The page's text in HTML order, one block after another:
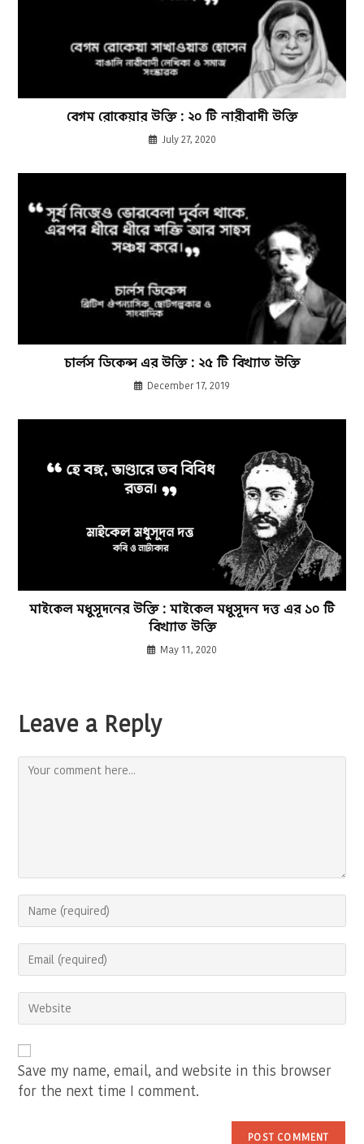
বেগম রোকেয়ার উক্তি : ২০ টি নারীবাদী উক্তি
July 27, 2020
চার্লস ডিকেন্স এর উক্তি : ২৫ টি বিখ্যাত উক্তি
December 17, 2019
মাইকেল মধুসূদনের উক্তি : মাইকেল মধুসূদন দত্ত এর ১০ টি
বিখ্যাত উক্তি
May 11, 2020
Leave a Reply
Comment
your
username
comment
your
address
your
(optional)
Save my name, email, and website in this browser
for the next time I comment.